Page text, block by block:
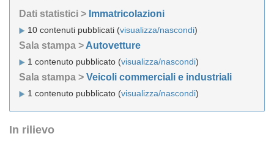
Dati statistici > Immatricolazioni
10 contenuti pubblicati (visualizza/nascondi)
Sala stampa > Autovetture
1 contenuto pubblicato (visualizza/nascondi)
Sala stampa > Veicoli commerciali e industriali
1 contenuto pubblicato (visualizza/nascondi)
In rilievo